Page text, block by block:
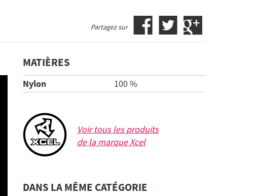
Partagez sur
MATIÈRES
Nylon 100 %
Voir tous les produits
de la marqueXcel
DANS LA MÊME CATÉGORIE